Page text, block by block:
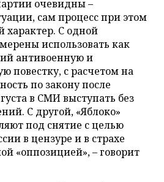
очевидны –
сам процесс при этом
характер. С одной
использовать как
антивоенную и
повестку, с расчетом на
по закону после
в СМИ выступать без
С другой, «Яблоко»
под снятие с целью
в цензуре и в страхе
«оппозицией», – говорит